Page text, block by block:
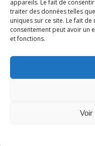
appareils. Le fait de
traiter des données telles
uniques sur ce site. Le fait
consentement peut avoir un
et fonctions.
Voir
Il n’y a pas
© 2026 AQDR QUÉBEC.